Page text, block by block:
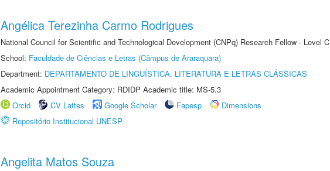
Angélica Terezinha Carmo Rodrigues
National Council for Scientific and Technological Development (CNPq) Research Fellow - Level C
School: Faculdade de Ciências e Letras (Câmpus de Araraquara)
Department: DEPARTAMENTO DE LINGUÍSTICA, LITERATURA E LETRAS CLÁSSICAS
Academic Appointment Category: RDIDP Academic title: MS-5.3
Orcid
CV Lattes Google Scholar Fapesp
Dimensions
Repositório Institucional UNESP
Angelita Matos Souza